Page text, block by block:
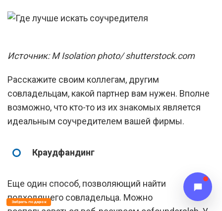
Источник: M Isolation photo/ shutterstock.com
Расскажите своим коллегам, другим
совладельцам, какой партнер вам нужен. Вполне
возможно, что кто-то из их знакомых является
идеальным соучредителем вашей фирмы.
Краудфандинг
Еще один способ, позволяющий найти
подходящего совладельца. Можно
Забрать подарок